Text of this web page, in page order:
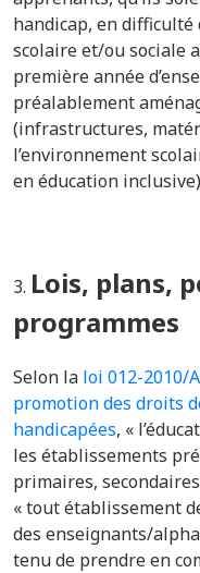
handicap, en difficulté
scolaire et/ou sociale
première année
préalablement
(infrastructures,
l’environnement
en éducation
Lois, plans,
programmes
Selon la loi 012-2010/
promotion des droits
handicapées, «
les établissements
primaires,
« tout établissement
des enseignants/
tenu de prendre en